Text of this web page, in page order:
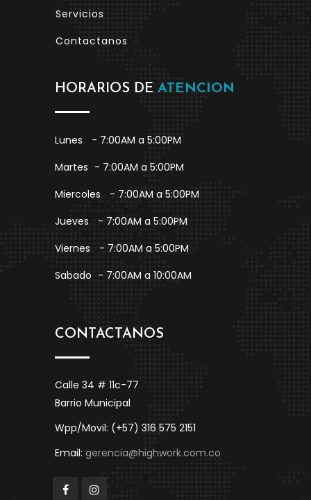
Servicios
Contactanos
HORARIOS DE ATENCION
Lunes
- 7:00AM a 5:00PM
Martes - 7:00AM a 5:00PM
Miercoles
- 7:00AM a 5:00PM
Jueves
- 7:00AM a 5:00PM
Viernes
- 7:00AM a 5:00PM
Sabado - 7:00AM a 10:00AM
CONTACTANOS
Calle 34 # 11c-77
Barrio Municipal
Wpp/Movil: (+57) 316 575 2151
Email: gerencia@highwork.com.co